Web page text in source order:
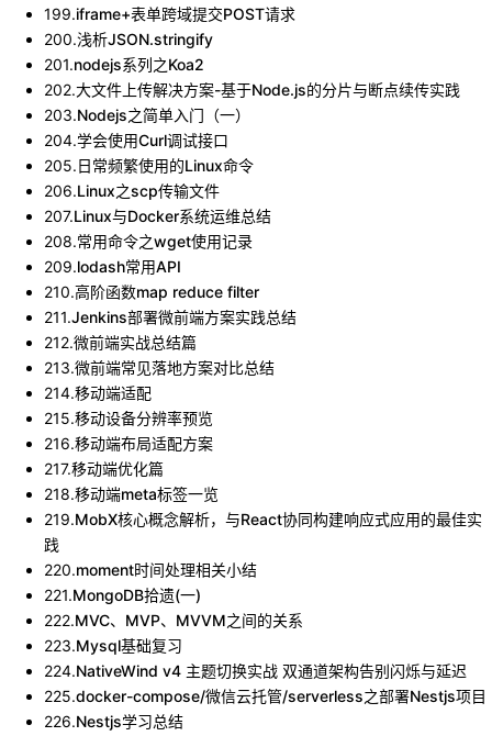
199.iframe+表单跨域提交POST请求
200.浅析JSON.stringify
201.nodejs系列之Koa2
202.大文件上传解决方案-基于Node.js的分片与断点续传实践
203.Nodejs之简单入门（一）
204.学会使用Curl调试接口
205.日常频繁使用的Linux命令
206.Linux之scp传输文件
207.Linux与Docker系统运维总结
208.常用命令之wget使用记录
209.lodash常用API
210.高阶函数map reduce filter
211.Jenkins部署微前端方案实践总结
212.微前端实战总结篇
213.微前端常见落地方案对比总结
214.移动端适配
215.移动设备分辨率预览
216.移动端布局适配方案
217.移动端优化篇
218.移动端meta标签一览
219.MobX核心概念解析，与React协同构建响应式应用的最佳实
践
220.moment时间处理相关小结
221.MongoDB拾遗(一)
222.MVC、MVP、MVVM之间的关系
223.Mysql基础复习
224.NativeWind v4 主题切换实战 双通道架构告别闪烁与延迟
225.docker-compose/微信云托管/serverless之部署Nestjs项目
226.Nestjs学习总结